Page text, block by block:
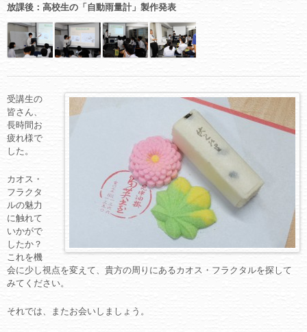
放課後：高校生の「自動雨量計」製作発表
受講生の
皆さん、
長時間お
疲れ様で
した。
カオス・
フラクタ
ルの魅力
に触れて
いかがで
したか？
これを機
会に少し視点を変えて、貴方の周りにあるカオス・フラクタルを探して
みてください。
それでは、またお会いしましょう。